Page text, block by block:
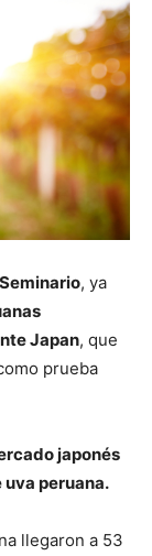
, ya
Japan, que
prueba
japonés
peruana.
llegaron a 53